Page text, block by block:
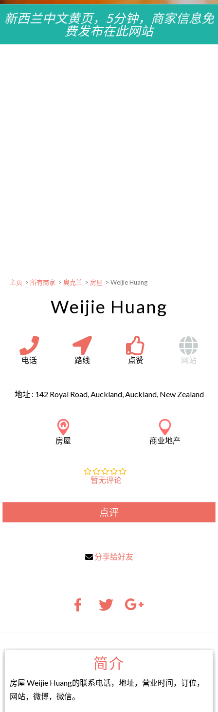
新西兰中文黄页，5分钟，商家信息免
费发布在此网站
主页 > 所有商家 > 奥克兰 > 房屋 > Weijie Huang
Weijie Huang
电话 路线 点赞 网站
地址 : 142 Royal Road, Auckland, Auckland, New Zealand
房屋 商业地产
暂无评论
点评
分享给好友
简介
房屋 Weijie Huang的联系电话，地址，营业时间，订位，
网站，微博，微信。